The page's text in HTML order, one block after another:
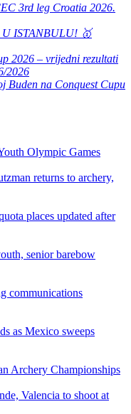
3rd leg Croatia 2026.
U ISTANBULU! 🥇
2026 – vrijedni rezultati
2026
Buden na Conquest Cupu
Olympic Games
returns to archery,
places updated after
senior barebow
communications
as Mexico sweeps
Archery Championships
Valencia to shoot at